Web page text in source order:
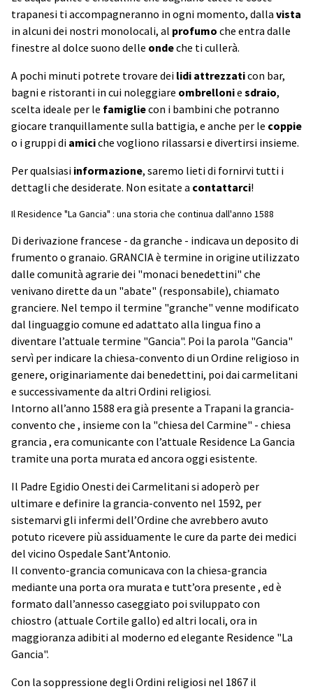
trapanesi ti accompagneranno in ogni momento, dalla vista
in alcuni dei nostri monolocali, al profumo che entra dalle
finestre al dolce suono delle ondeche ti cullerà.
A pochi minuti potrete trovare dei lidi attrezzaticon bar,
bagni e ristoranti in cui noleggiare ombrellonie sdraio,
scelta ideale per le famigliecon i bambini che potranno
giocare tranquillamente sulla battigia, e anche per le coppie
o i gruppi di amiciche vogliono rilassarsi e divertirsi insieme.
Per qualsiasi informazione, saremo lieti di fornirvi tutti i
dettagli che desiderate. Non esitate a contattarci!
Il Residence "La Gancia" : una storia che continua dall'anno 1588
Di derivazione francese - da granche - indicava un deposito di
frumento o granaio. GRANCIA è termine in origine utilizzato
dalle comunità agrarie dei "monaci benedettini" che
venivano dirette da un "abate" (responsabile), chiamato
granciere. Nel tempo il termine "granche" venne modificato
dal linguaggio comune ed adattato alla lingua fino a
diventare l’attuale termine "Gancia". Poi la parola "Gancia"
servì per indicare la chiesa-convento di un Ordine religioso in
genere, originariamente dai benedettini, poi dai carmelitani
e successivamente da altri Ordini religiosi.
Intorno all’anno 1588 era già presente a Trapani la grancia-
convento che , insieme con la "chiesa del Carmine" - chiesa
grancia , era comunicante con l’attuale Residence La Gancia
tramite una porta murata ed ancora oggi esistente.
Il Padre Egidio Onesti dei Carmelitani si adoperò per
ultimare e definire la grancia-convento nel 1592, per
sistemarvi gli infermi dell’Ordine che avrebbero avuto
potuto ricevere più assiduamente le cure da parte dei medici
del vicino Ospedale Sant’Antonio.
Il convento-grancia comunicava con la chiesa-grancia
mediante una porta ora murata e tutt’ora presente , ed è
formato dall’annesso caseggiato poi sviluppato con
chiostro (attuale Cortile gallo) ed altri locali, ora in
maggioranza adibiti al moderno ed elegante Residence "La
Gancia".
Con la soppressione degli Ordini religiosi nel 1867 il